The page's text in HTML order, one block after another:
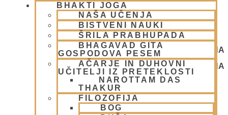
BHAKTI JOGA
NAŠA UČENJA
BISTVENI NAUKI
ŠRILA PRABHUPADA
BHAGAVAD GITA
GOSPODOVA PESEM
AČARJE IN DUHOVNI
UČITELJI IZ PRETEKLOSTI
NAROTTAM DAS
THAKUR
FILOZOFIJA
BOG
NEDELJSKO SREČANJE - CENTER HARE KRIŠNA
LJUBLJANA
NEDELJSKO SREČANJE - CENTER HARE KRIŠNA
LJUBLJANA